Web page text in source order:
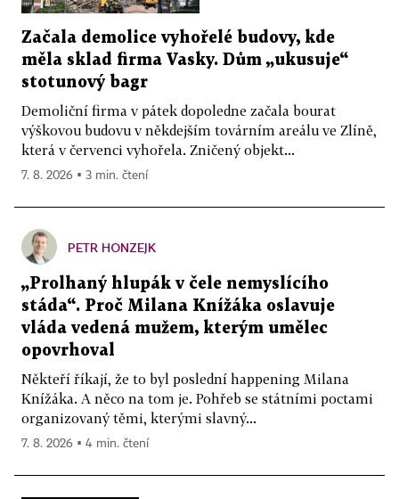
Začala demolice vyhořelé budovy, kde
měla sklad firma Vasky. Dům „ukusuje“
stotunový bagr
Demoliční firma v pátek dopoledne začala bourat
výškovou budovu v někdejším továrním areálu ve Zlíně,
která v červenci vyhořela. Zničený objekt...
7. 8. 2026 ▪ 3 min. čtení
PETR HONZEJK
„Prolhaný hlupák v čele nemyslícího
stáda“. Proč Milana Knížáka oslavuje
vláda vedená mužem, kterým umělec
opovrhoval
Někteří říkají, že to byl poslední happening Milana
Knížáka. A něco na tom je. Pohřeb se státními poctami
organizovaný těmi, kterými slavný...
7. 8. 2026 ▪ 4 min. čtení